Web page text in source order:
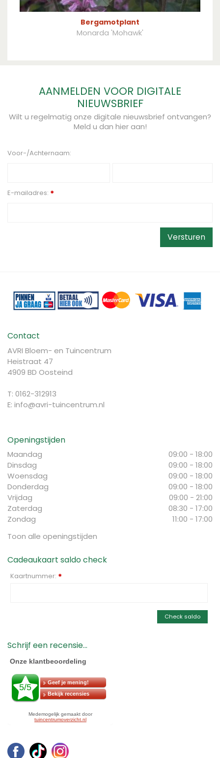
Bergamotplant
Monarda 'Mohawk'
AANMELDEN VOOR DIGITALE
NIEUWSBRIEF
Wilt u regelmatig onze digitale nieuwsbrief ontvangen?
Meld u dan hier aan!
Voor-/Achternaam:
E-mailadres: *
Contact
AVRI Bloem- en Tuincentrum
Heistraat 47
4909 BD Oosteind
T: 0162-312913
E: info@avri-tuincentrum.nl
Openingstijden
Maandag
09:00 - 18:00
Dinsdag
09:00 - 18:00
Woensdag
09:00 - 18:00
Donderdag
09:00 - 18:00
Vrijdag
09:00 - 21:00
Zaterdag
08:30 - 17:00
Zondag
11:00 - 17:00
Toon alle openingstijden
Cadeaukaart saldo check
Kaartnummer: *
Check saldo
Schrijf een recensie...